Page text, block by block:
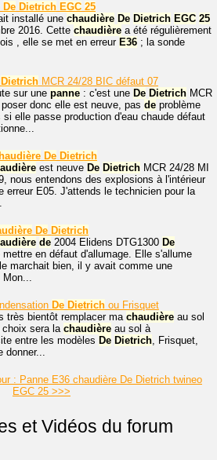
De Dietrich EGC 25
installé une chaudière De Dietrich EGC 25
2016. Cette chaudière a été régulièrement
, elle se met en erreur E36 ; la sonde
Dietrich MCR 24/28 BIC défaut 07
sur une panne : c'est une De Dietrich MCR
poser donc elle est neuve, pas de problème
elle passe production d'eau chaude défaut
De Dietrich
est neuve De Dietrich MCR 24/28 MI
nous entendons des explosions à l'intérieur
erreur E05. J'attends le technicien pour la
De Dietrich
de 2004 Elidens DTG1300 De
mettre en défaut d'allumage. Elle s'allume
marchait bien, il y avait comme une
Mon...
De Dietrich ou Frisquet
très bientôt remplacer ma chaudière au sol
sera la chaudière au sol à
entre les modèles De Dietrich, Frisquet,
donner...
: Panne E36 chaudière De Dietrich twineo
EGC 25 >>>
et Vidéos du forum